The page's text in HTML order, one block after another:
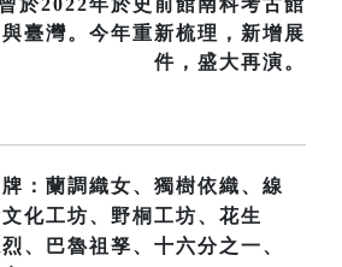
於2022年於史前館南科考古館
臺灣。今年重新梳理，新增展
件，盛大再演。
：蘭調織女、獨樹依織、線
化工坊、野桐工坊、花生
、巴魯祖孥、十六分之一、